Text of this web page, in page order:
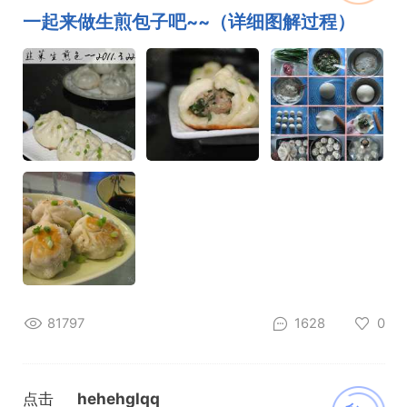
加载
一起来做生煎包子吧~~（详细图解过程）
81797 1628 0
点击 hehehglqq